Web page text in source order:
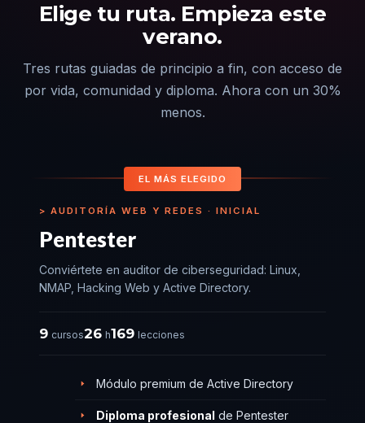
Elige tu ruta. Empieza este
verano.
Tres rutas guiadas de principio a fin, con acceso de
por vida, comunidad y diploma. Ahora con un 30%
menos.
EL MÁS ELEGIDO
AUDITORÍA WEB Y REDES · INICIAL
Pentester
Conviértete en auditor de ciberseguridad: Linux,
NMAP, Hacking Web y Active Directory.
9 cursos26 h169 lecciones
Módulo premium de Active Directory
Diploma profesional de Pentester